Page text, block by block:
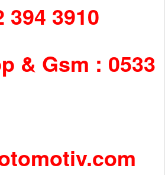
394 3910
& Gsm : 0533